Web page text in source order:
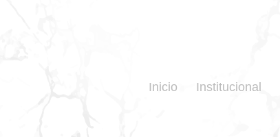
Inicio Institucional